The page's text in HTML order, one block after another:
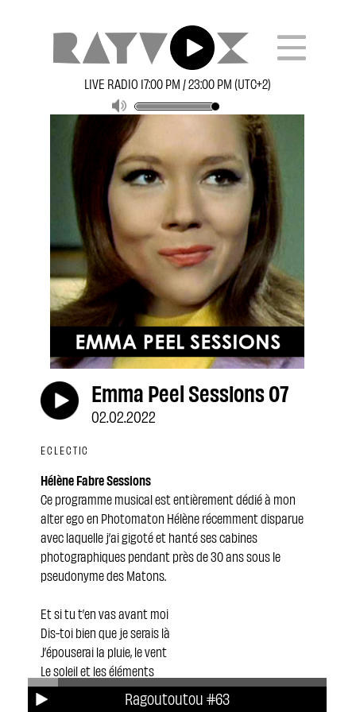
LIVE RADIO 17:00 PM / 23:00 PM (UTC+2)
Ragoutoutou #63
Emma Peel Sessions 07
02.02.2022
ECLECTIC
Hélène Fabre Sessions
Ce programme musical est entièrement dédié à mon
alter ego en Photomaton Hélène récemment disparue
avec laquelle j’ai gigoté et hanté ses cabines
photographiques pendant près de 30 ans sous le
pseudonyme des Matons.
Et si tu t’en vas avant moi
Dis-toi bien que je serais là
J’épouserai la pluie, le vent
Le soleil et les éléments
Pour te caresser tout le temps.